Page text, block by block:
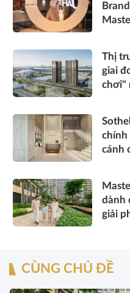
Thị
giai
chơi"
chính
cánh
dành
giải
CÙNG CHỦ ĐỀ